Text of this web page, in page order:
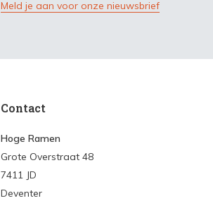
Meld je aan voor onze nieuwsbrief
Contact
Hoge Ramen
Grote Overstraat 48
7411 JD
Deventer